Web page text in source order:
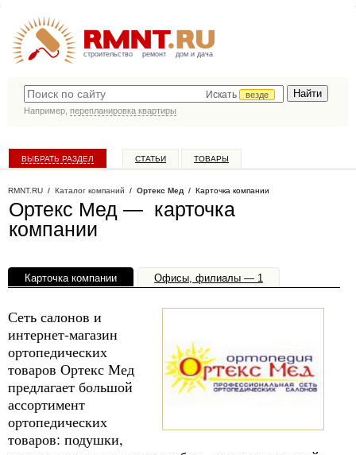
строительство ремонт дом и дача
Искать
везде
Например, перепланировка квартиры
ВЫБРАТЬ РАЗДЕЛ СТАТЬИ ТОВАРЫ
RMNT.RU / Каталог компаний / Ортекс Мед / Карточка компании
Ортекс Мед — карточка
компании
Карточка компании Офисы, филиалы — 1
Сеть салонов и
интернет-магазин
ортопедических
товаров Ортекс Мед
предлагает большой
ассортимент
ортопедических
товаров: подушки,